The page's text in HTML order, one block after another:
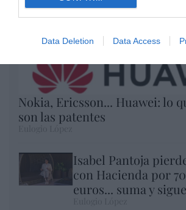
Data Deletion Data Access
Nokia, Ericsson... Huawei: lo
son las patentes
Isabel Pantoja
con Hacienda por
euros... suma y sigue